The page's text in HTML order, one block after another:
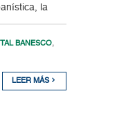
la
BANESCO,
LEER MÁS